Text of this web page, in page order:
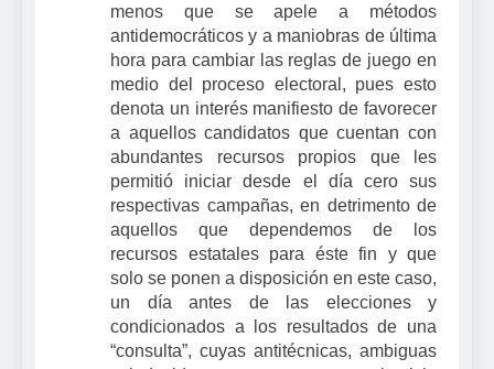
menos que se apele a métodos
antidemocráticos y a maniobras de última
hora para cambiar las reglas de juego en
medio del proceso electoral, pues esto
denota un interés manifiesto de favorecer
a aquellos candidatos que cuentan con
abundantes recursos propios que les
permitió iniciar desde el día cero sus
respectivas campañas, en detrimento de
aquellos que dependemos de los
recursos estatales para éste fin y que
solo se ponen a disposición en este caso,
un día antes de las elecciones y
condicionados a los resultados de una
“consulta”, cuyas antitécnicas, ambiguas